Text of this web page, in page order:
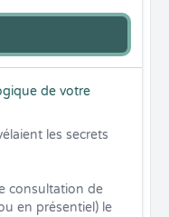
de votre
les secrets
consultation de
en présentiel) le